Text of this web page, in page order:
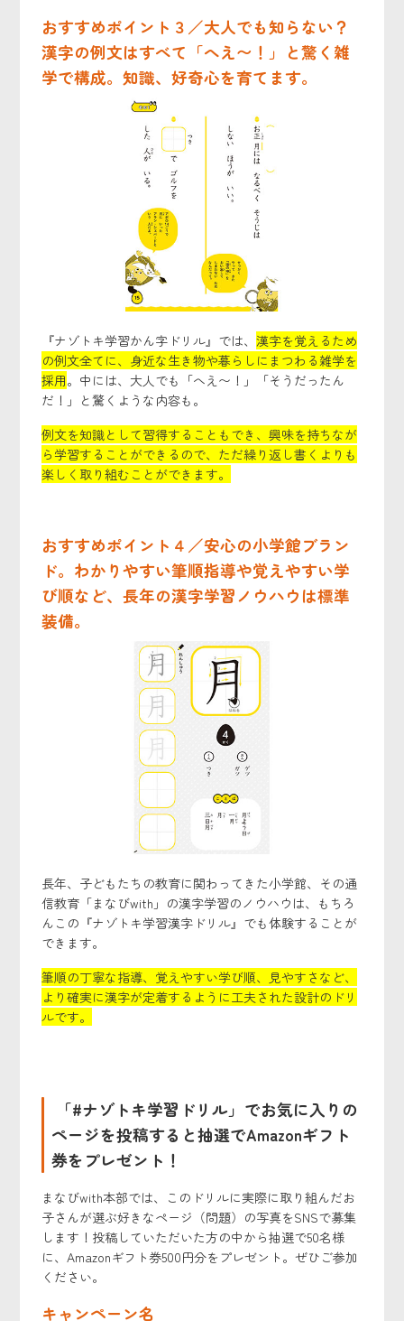
おすすめポイント３／大人でも知らない？
漢字の例文はすべて「へえ〜！」と驚く雑
学で構成。知識、好奇心を育てます。
『ナゾトキ学習かん字ドリル』では、漢字を覚えるため
の例文全てに、身近な生き物や暮らしにまつわる雑学を
採用。中には、大人でも「へえ〜！」「そうだったん
だ！」と驚くような内容も。
例文を知識として習得することもでき、興味を持ちなが
ら学習することができるので、ただ繰り返し書くよりも
楽しく取り組むことができます。
おすすめポイント４／安心の小学館ブラン
ド。わかりやすい筆順指導や覚えやすい学
び順など、長年の漢字学習ノウハウは標準
装備。
長年、子どもたちの教育に関わってきた小学館、その通
信教育「まなびwith」の漢字学習のノウハウは、もちろ
んこの『ナゾトキ学習漢字ドリル』でも体験することが
できます。
筆順の丁寧な指導、覚えやすい学び順、見やすさなど、
より確実に漢字が定着するように工夫された設計のドリ
ルです。
「#ナゾトキ学習ドリル」でお気に入りの
ページを投稿すると抽選でAmazonギフト
券をプレゼント！
まなびwith本部では、このドリルに実際に取り組んだお
子さんが選ぶ好きなページ（問題）の写真をSNSで募集
します！投稿していただいた方の中から抽選で50名様
に、Amazonギフト券500円分をプレゼント。ぜひご参加
ください。
キャンペーン名